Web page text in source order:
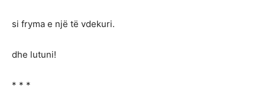
si fryma e një të vdekuri.
dhe lutuni!
* * *